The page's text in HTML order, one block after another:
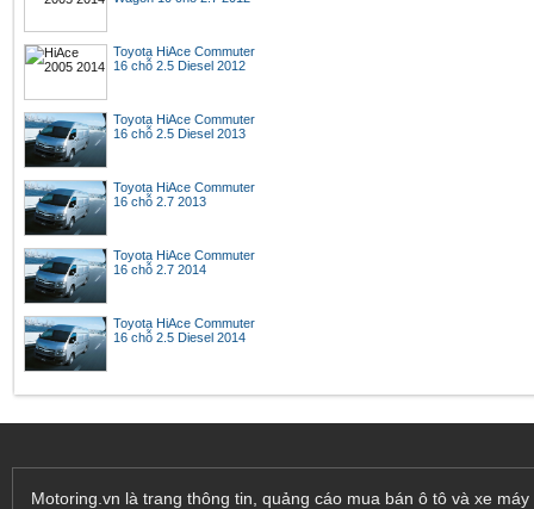
Toyota HiAce Commuter
16 chỗ 2.5 Diesel 2012
Toyota HiAce Commuter
16 chỗ 2.5 Diesel 2013
Toyota HiAce Commuter
16 chỗ 2.7 2013
Toyota HiAce Commuter
16 chỗ 2.7 2014
Toyota HiAce Commuter
16 chỗ 2.5 Diesel 2014
Motoring.vn là trang thông tin, quảng cáo mua bán ô tô và xe